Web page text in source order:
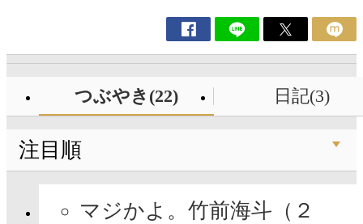
つぶやき(22) 日記(3)
注目順
マジかよ。竹前海斗（２